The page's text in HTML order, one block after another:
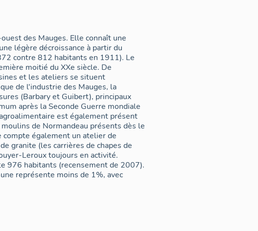
des Mauges. Elle connaît une
légère décroissance à partir du
contre 812 habitants en 1911). Le
moitié du XXe siècle. De
et les ateliers se situent
de l'industrie des Mauges, la
(Barbary et Guibert), principaux
après la Seconde Guerre mondiale
de Normandeau présents dès le
compte également un atelier de
granite (les carrières de chapes de
Leroux toujours en activité.
976 habitants (recensement de 2007).
représente moins de 1%, avec